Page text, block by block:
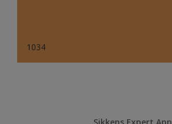
1034
Sikkens Expert App